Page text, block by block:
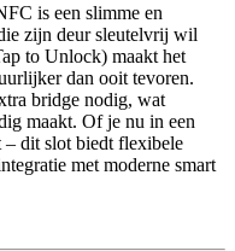
is een slimme en
zijn deur sleutelvrij wil
to Unlock) maakt het
dan ooit tevoren.
bridge nodig, wat
maakt. Of je nu in een
dit slot biedt flexibele
met moderne smart